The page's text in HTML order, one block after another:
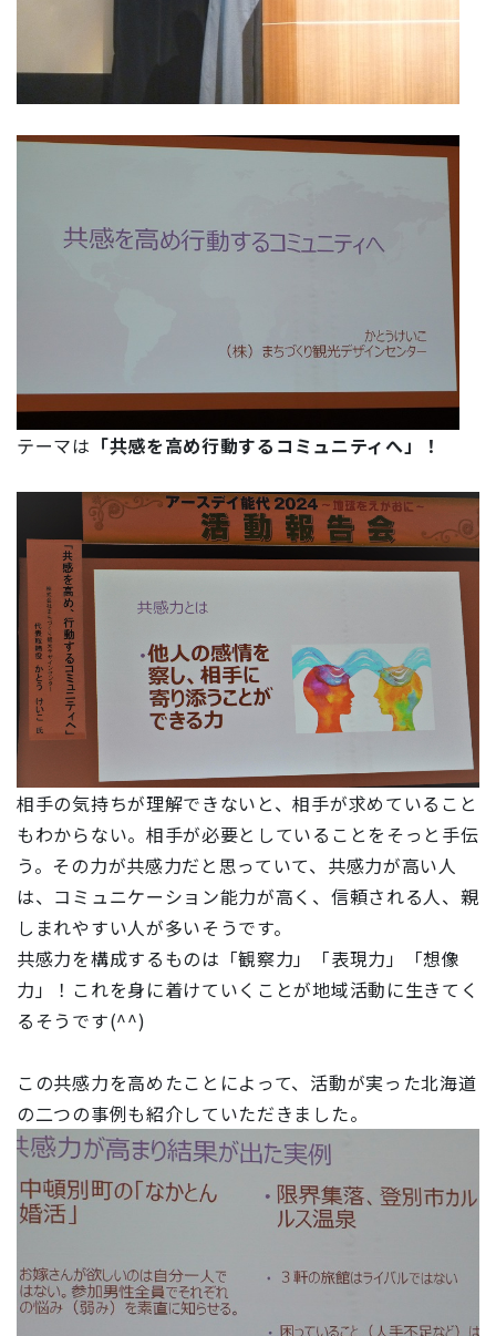
テーマは 「共感を高め行動するコミュニティへ」！
相手の気持ちが理解できないと、相手が求めていること
もわからない。相手が必要としていることをそっと手伝
う。その力が共感力だと思っていて、共感力が高い人
は、コミュニケーション能力が高く、信頼される人、親
しまれやすい人が多いそうです。
共感力を構成するものは「観察力」「表現力」「想像
力」！これを身に着けていくことが地域活動に生きてく
るそうです(^^)
この共感力を高めたことによって、活動が実った北海道
の二つの事例も紹介していただきました。